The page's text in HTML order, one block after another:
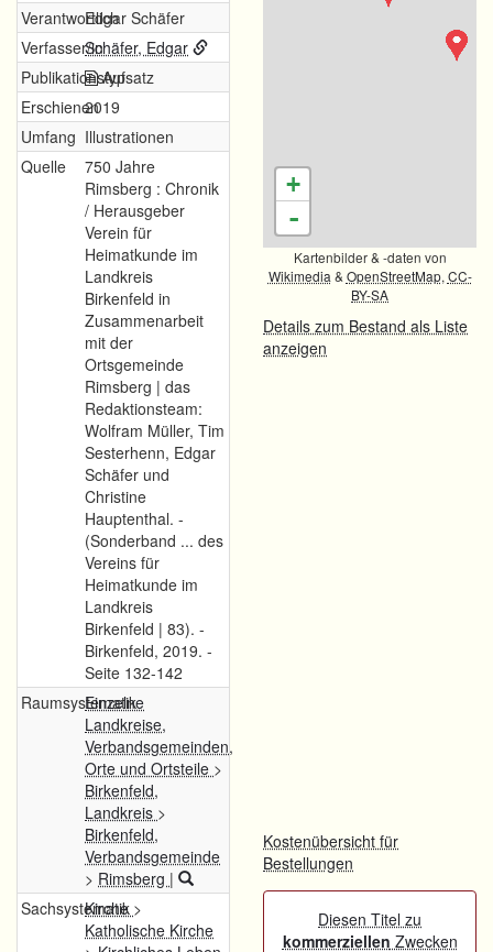
VerantwortlichEdgar Schäfer
Verfasser/inSchäfer, Edgar
PublikationstypAufsatz
Erschienen2019
Umfang Illustrationen
Quelle
750 Jahre
Rimsberg : Chronik
/ Herausgeber
Verein für
Heimatkunde im
Landkreis
Birkenfeld in
Zusammenarbeit
mit der
Ortsgemeinde
Rimsberg | das
Redaktionsteam:
Wolfram Müller, Tim
Sesterhenn, Edgar
Schäfer und
Christine
Hauptenthal. -
(Sonderband ... des
Vereins für
Heimatkunde im
Landkreis
Birkenfeld | 83). -
Birkenfeld, 2019. -
Seite 132-142
Raumsystematik
Einzelne
Landkreise,
Verbandsgemeinden,
Orte und Ortsteile >
Birkenfeld,
Landkreis >
Birkenfeld,
Verbandsgemeinde
> Rimsberg |
Sachsystematik
Kirche >
Katholische Kirche
+
-
Kartenbilder & -daten von
Wikimedia & OpenStreetMap, CC-
BY-SA
Details zum Bestand als Liste
anzeigen
Kostenübersicht für
Bestellungen
Diesen Titel zu
kommerziellen Zwecken